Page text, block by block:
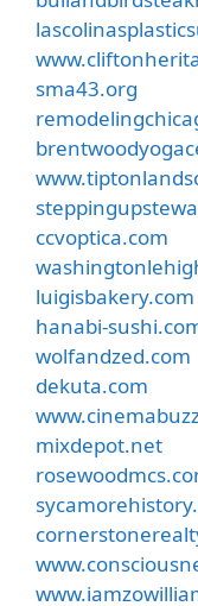
sma43.org
ccvoptica.com
luigisbakery.com
hanabi-
wolfandzed.com
dekuta.com
mixdepot.net